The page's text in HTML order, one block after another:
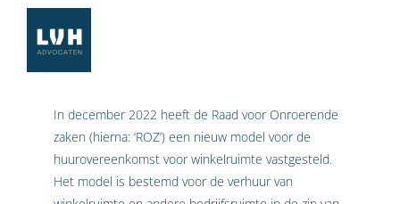
In december 2022 heeft de Raad voor Onroerende
zaken (hierna: ‘ROZ’) een nieuw model voor de
huurovereenkomst voor winkelruimte vastgesteld.
Het model is bestemd voor de verhuur van